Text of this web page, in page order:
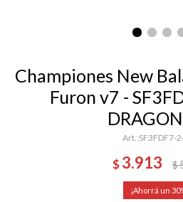
Championes New
Furon v7 -
SF3FDF7-
$ 3.913 $
30